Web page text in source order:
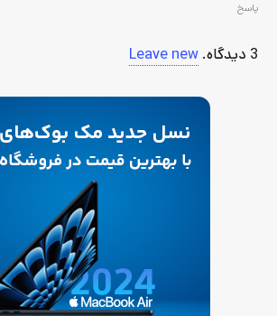
3 دیدگاه.
Leave new
پاسخ